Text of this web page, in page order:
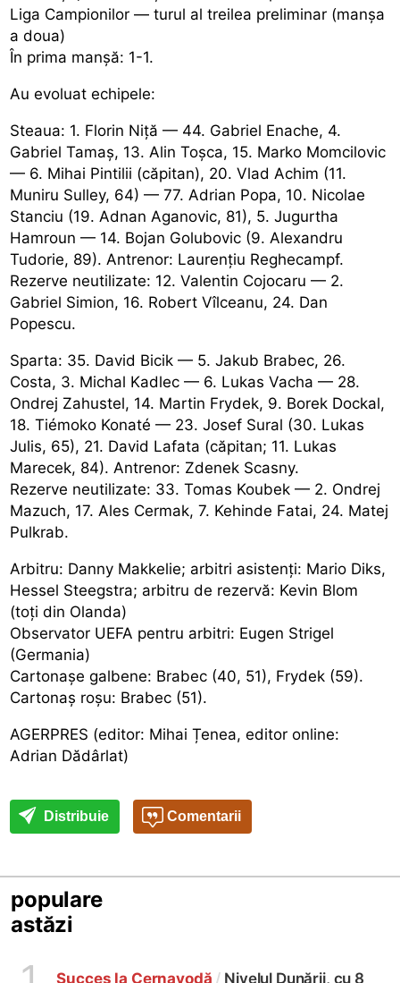
Liga Campionilor — turul al treilea preliminar (manșa
a doua)
În prima manșă: 1-1.
Au evoluat echipele:
Steaua: 1. Florin Niță — 44. Gabriel Enache, 4.
Gabriel Tamaș, 13. Alin Toșca, 15. Marko Momcilovic
— 6. Mihai Pintilii (căpitan), 20. Vlad Achim (11.
Muniru Sulley, 64) — 77. Adrian Popa, 10. Nicolae
Stanciu (19. Adnan Aganovic, 81), 5. Jugurtha
Hamroun — 14. Bojan Golubovic (9. Alexandru
Tudorie, 89). Antrenor: Laurențiu Reghecampf.
Rezerve neutilizate: 12. Valentin Cojocaru — 2.
Gabriel Simion, 16. Robert Vîlceanu, 24. Dan
Popescu.
Sparta: 35. David Bicik — 5. Jakub Brabec, 26.
Costa, 3. Michal Kadlec — 6. Lukas Vacha — 28.
Ondrej Zahustel, 14. Martin Frydek, 9. Borek Dockal,
18. Tiémoko Konaté — 23. Josef Sural (30. Lukas
Julis, 65), 21. David Lafata (căpitan; 11. Lukas
Marecek, 84). Antrenor: Zdenek Scasny.
Rezerve neutilizate: 33. Tomas Koubek — 2. Ondrej
Mazuch, 17. Ales Cermak, 7. Kehinde Fatai, 24. Matej
Pulkrab.
Arbitru: Danny Makkelie; arbitri asistenți: Mario Diks,
Hessel Steegstra; arbitru de rezervă: Kevin Blom
(toți din Olanda)
Observator UEFA pentru arbitri: Eugen Strigel
(Germania)
Cartonașe galbene: Brabec (40, 51), Frydek (59).
Cartonaș roșu: Brabec (51).
AGERPRES (editor: Mihai Țenea, editor online:
Adrian Dădârlat)
Distribuie Comentarii
populare
astăzi
Succes la Cernavodă / Nivelul Dunării, cu 8